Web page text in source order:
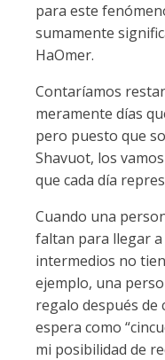
para este
sumamente
HaOmer.
Contaríamos
meramente días
pero puesto que
Shavuot, los
que cada día
Cuando una
faltan para llegar
intermedios no
ejemplo, una
regalo después de
espera como
mi posibilidad de